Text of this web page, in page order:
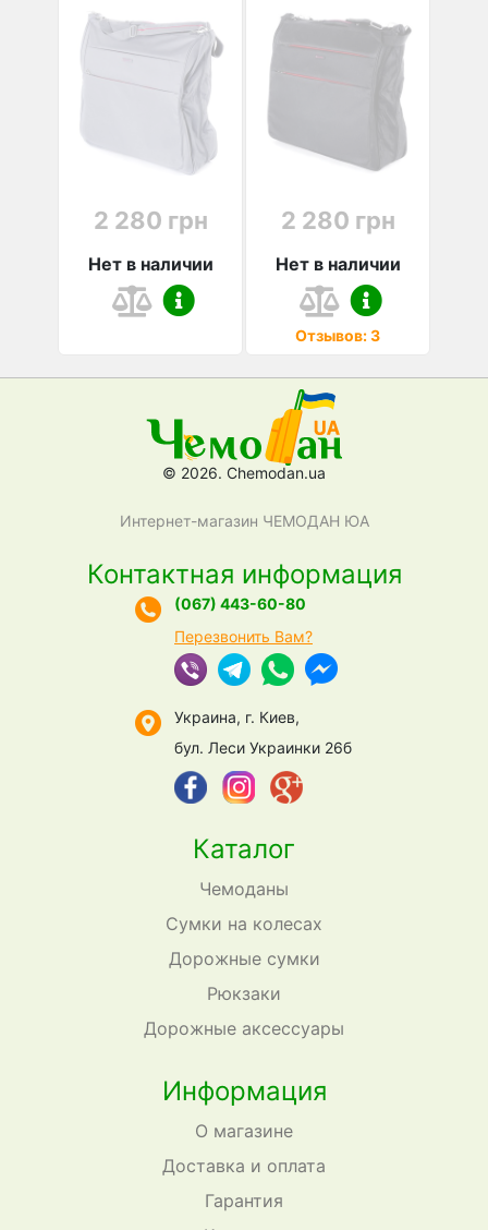
2 280 грн
Нет в наличии
2 280 грн
Нет в наличии
Отзывов: 3
© 2026. Chemodan.ua
Интернет-магазин ЧЕМОДАН ЮА
Каталог
Чемоданы
Сумки на колесах
Дорожные сумки
Рюкзаки
Дорожные аксессуары
Информация
О магазине
Доставка и оплата
Гарантия
Контактная информация
(067) 443-60-80
Перезвонить Вам?
Украина, г. Киев,
бул. Леси Украинки 26б